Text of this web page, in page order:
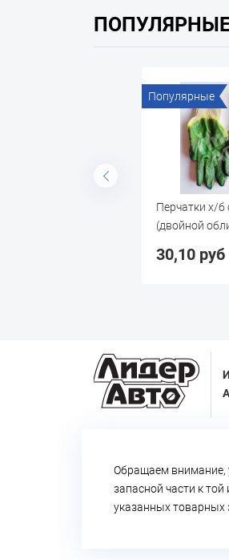
Популярные
Перчатки х/б
(двойной
30,10 руб
Обращаем внимание,
запасной части к
указанных товарных